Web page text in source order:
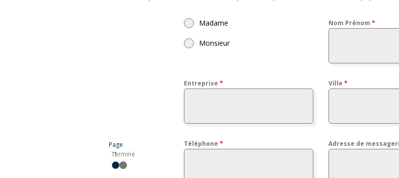
Page
1
Terminé
Madame
Monsieur
Nom Prénom *
Entreprise * Ville *
Téléphone * Adresse de